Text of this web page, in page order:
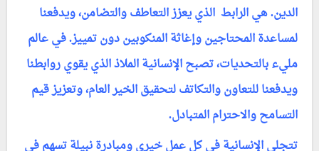
الدين. هي الرابط الذي يعزز التعاطف والتضامن، ويدفعنا
لمساعدة المحتاجين وإغاثة المنكوبين دون تمييز. في عالم
مليء بالتحديات، تصبح الإنسانية الملاذ الذي يقوي روابطنا
ويدفعنا للتعاون والتكاتف لتحقيق الخير العام، وتعزيز قيم
التسامح والاحترام المتبادل.
تتجلى الإنسانية في كل عمل خيري ومبادرة نبيلة تسهم في